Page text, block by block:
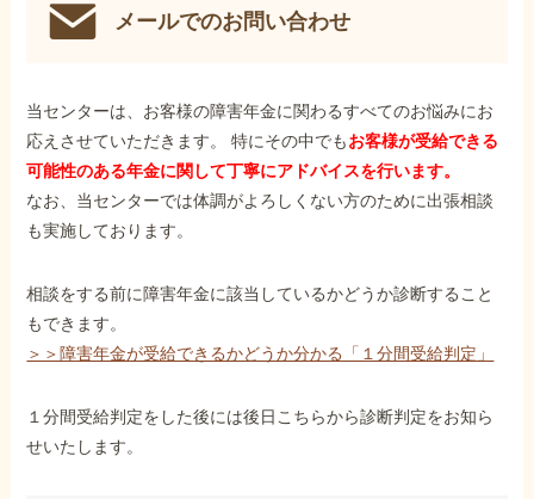
メールでのお問い合わせ
当センターは、お客様の障害年金に関わるすべてのお悩みにお
応えさせていただきます。 特にその中でもお客様が受給できる
可能性のある年金に関して丁寧にアドバイスを行います。
なお、当センターでは体調がよろしくない方のために出張相談
も実施しております。
相談をする前に障害年金に該当しているかどうか診断すること
もできます。
＞＞障害年金が受給できるかどうか分かる「１分間受給判定」
１分間受給判定をした後には後日こちらから診断判定をお知ら
せいたします。